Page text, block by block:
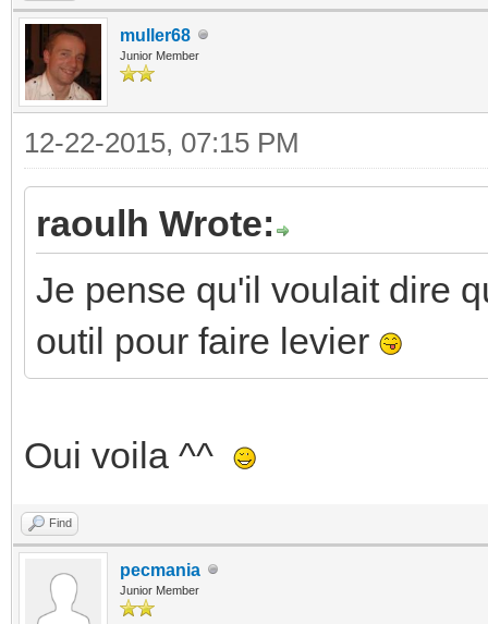
muller68
Junior Member
12-22-2015, 07:15 PM
raoulh Wrote:
Je pense qu'il voulait dire
outil pour faire levier
Oui voila ^^
Find
pecmania
Junior Member